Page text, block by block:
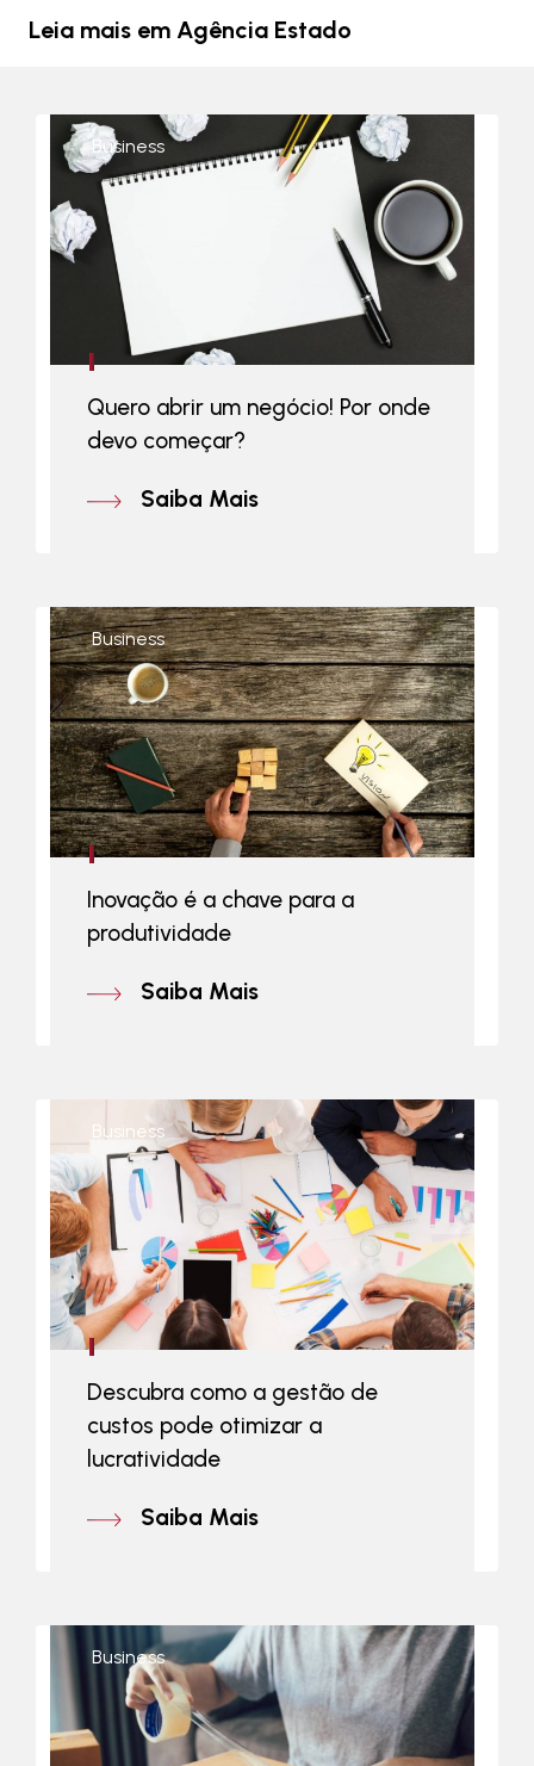
Leia mais em Agência Estado
Business
Quero abrir um negócio! Por onde
devo começar?
Saiba Mais
Business
Inovação é a chave para a
produtividade
Saiba Mais
Business
Descubra como a gestão de
custos pode otimizar a
lucratividade
Saiba Mais
Business